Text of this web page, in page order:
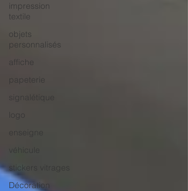
impression
textile
objets
personnalisés
affiche
papeterie
signalétique
logo
enseigne
véhicule
stickers vitrages
Décoration